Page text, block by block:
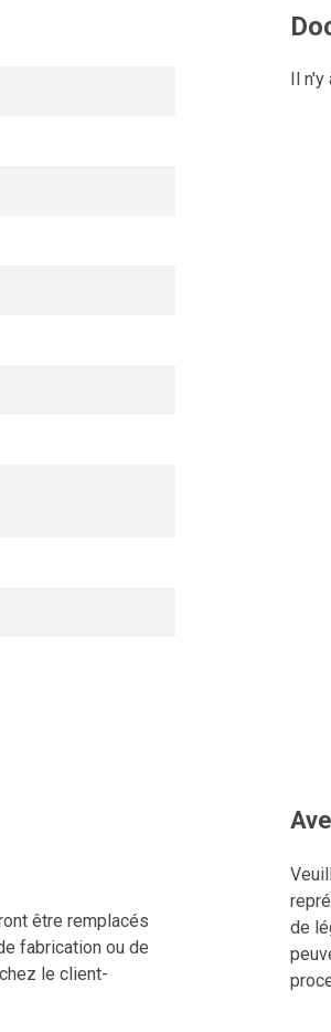
Il n'y
être remplacés
fabrication ou de
le client-
de